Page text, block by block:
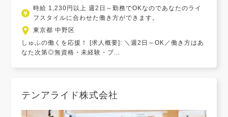
時給 1,230円以上 週2日～勤務でOKなのであなたのライ
フスタイルに合わせた働き方ができます。
東京都 中野区
しゅふの働くを応援！ [求人概要]: ＼週2日～OK／働き方はあ
なた次第◎無資格・未経験・ブ...
テンアライド株式会社